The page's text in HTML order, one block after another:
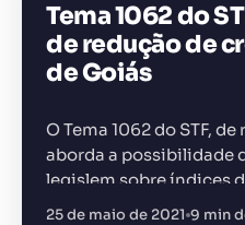
Tema 1062 do
de redução de
de Goiás
O Tema 1062 do STF,
aborda a possibilidade
legislem sobre índices
taxas de juros de mora
25 de maio de 2021 9 min
FERRAMENTA
CONTEÚDO
Template PPT